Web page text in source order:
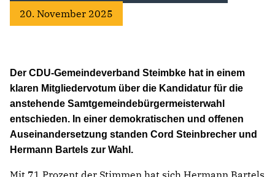
20. November 2025
Der CDU-Gemeindeverband Steimbke hat in einem
klaren Mitgliedervotum über die Kandidatur für die
anstehende Samtgemeindebürgermeisterwahl
entschieden. In einer demokratischen und offenen
Auseinandersetzung standen Cord Steinbrecher und
Hermann Bartels zur Wahl.